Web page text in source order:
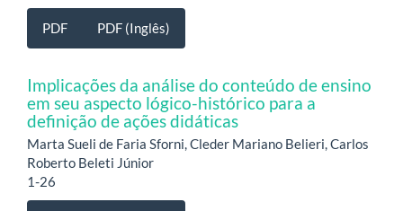
PDF PDF (Inglês)
Implicações da análise do conteúdo de ensino
em seu aspecto lógico-histórico para a
definição de ações didáticas
Marta Sueli de Faria Sforni, Cleder Mariano Belieri, Carlos
Roberto Beleti Júnior
1-26